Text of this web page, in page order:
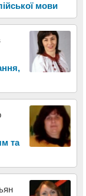
мови
та